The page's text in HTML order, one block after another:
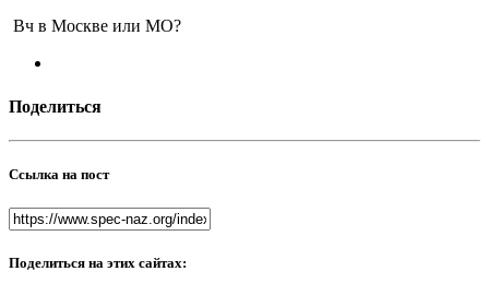
Вч в Москве или МО?
Поделиться
Ссылка на пост
Поделиться на этих сайтах: